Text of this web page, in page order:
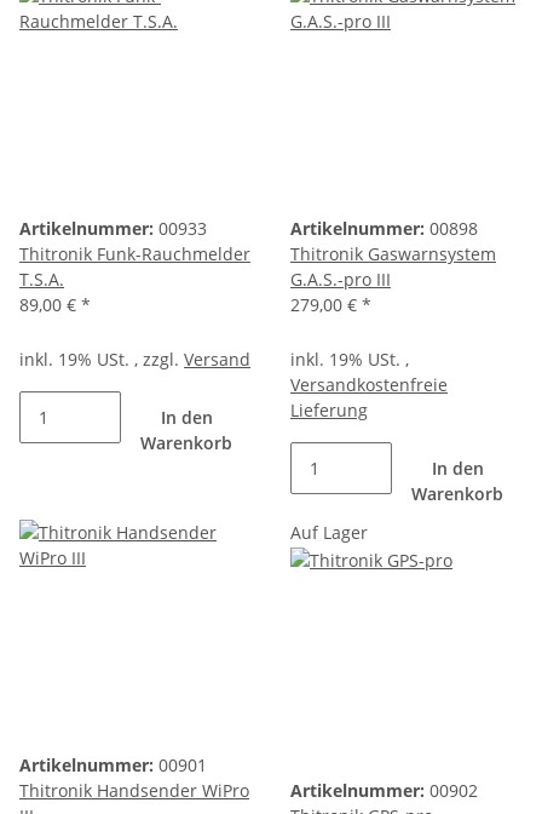
Artikelnummer: 00933
Thitronik Funk-Rauchmelder
T.S.A.
89,00 € *
inkl. 19% USt. , zzgl. Versand
In den
Warenkorb
Artikelnummer: 00898
Thitronik Gaswarnsystem
G.A.S.-pro III
279,00 € *
inkl. 19% USt. ,
Versandkostenfreie
Lieferung
In den
Warenkorb
Artikelnummer: 00901
Thitronik Handsender WiPro
Auf Lager
Artikelnummer: 00902